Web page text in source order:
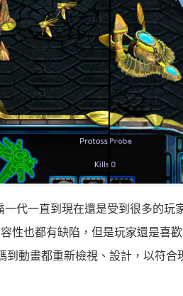
代一直到現在還是受到很多的玩
性也都有缺陷，但是玩家還是喜
動畫都重新檢視、設計，以符